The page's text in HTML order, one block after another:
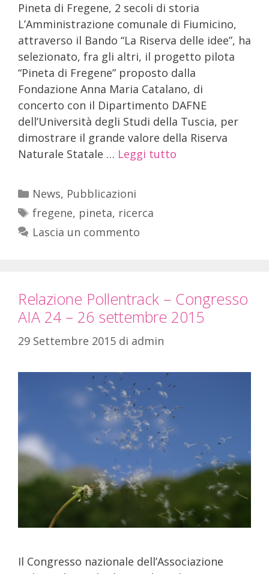
Pineta di Fregene, 2 secoli di storia
L’Amministrazione comunale di Fiumicino,
attraverso il Bando “La Riserva delle idee”, ha
selezionato, fra gli altri, il progetto pilota
“Pineta di Fregene” proposto dalla
Fondazione Anna Maria Catalano, di
concerto con il Dipartimento DAFNE
dell’Università degli Studi della Tuscia, per
dimostrare il grande valore della Riserva
Naturale Statale … Leggi tutto
News, Pubblicazioni
fregene, pineta, ricerca
Lascia un commento
Relazione Pollentrack – Congresso
AIA 24 – 26 settembre 2015
29 Settembre 2015 di admin
Il Congresso nazionale dell’Associazione